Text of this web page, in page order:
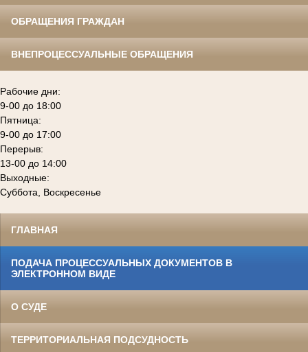
ОБРАЩЕНИЯ ГРАЖДАН
ВНЕПРОЦЕССУАЛЬНЫЕ ОБРАЩЕНИЯ
Рабочие дни:
9-00 до 18:00
Пятница:
9-00 до 17:00
Перерыв:
13-00 до 14:00
Выходные:
Суббота, Воскресенье
ГЛАВНАЯ
ПОДАЧА ПРОЦЕССУАЛЬНЫХ ДОКУМЕНТОВ В
ЭЛЕКТРОННОМ ВИДЕ
О СУДЕ
ТЕРРИТОРИАЛЬНАЯ ПОДСУДНОСТЬ